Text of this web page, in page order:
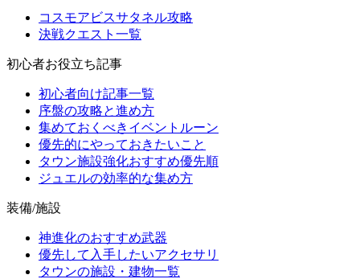
コスモアビスサタネル攻略
決戦クエスト一覧
初心者お役立ち記事
初心者向け記事一覧
序盤の攻略と進め方
集めておくべきイベントルーン
優先的にやっておきたいこと
タウン施設強化おすすめ優先順
ジュエルの効率的な集め方
装備/施設
神進化のおすすめ武器
優先して入手したいアクセサリ
タウンの施設・建物一覧